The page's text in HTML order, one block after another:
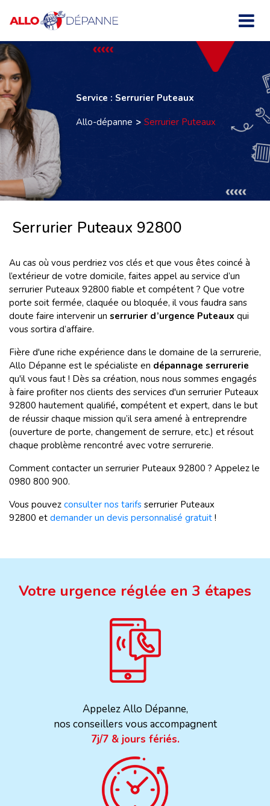
Service : Serrurier Puteaux
Allo-dépanne
Serrurier Puteaux
Serrurier Puteaux 92800
Au cas où vous perdriez vos clés et que vous êtes coincé à
l’extérieur de votre domicile, faites appel au service d’un
serrurier Puteaux 92800 fiable et compétent ? Que votre
porte soit fermée, claquée ou bloquée, il vous faudra sans
doute faire intervenir un serrurier d’urgence Puteaux qui
vous sortira d’affaire.
Fière d'une riche expérience dans le domaine de la serrurerie,
Allo Dépanne est le spécialiste en dépannage serrurerie
qu'il vous faut ! Dès sa création, nous nous sommes engagés
à faire profiter nos clients des services d'un serrurier Puteaux
92800 hautement qualifié, compétent et expert, dans le but
de réussir chaque mission qu’il sera amené à entreprendre
(ouverture de porte, changement de serrure, etc.) et résout
chaque problème rencontré avec votre serrurerie.
Comment contacter un serrurier Puteaux 92800 ? Appelez le
0980 800 900.
Vous pouvez consulter nos tarifs serrurier Puteaux
92800 et demander un devis personnalisé gratuit !
Votre urgence réglée en 3 étapes
Appelez Allo Dépanne,
nos conseillers vous accompagnent
7j/7 & jours fériés.